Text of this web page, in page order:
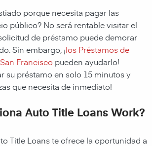
porque necesita pagar las
público? No será rentable visitar el
de préstamo puede demorar
Sin embargo, ¡los Préstamos de
Francisco pueden ayudarlo!
su préstamo en solo 15 minutos y
que necesita de inmediato!
Auto Title Loans Work?
Title Loans te ofrece la oportunidad a